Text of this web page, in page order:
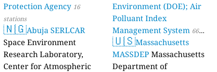
Protection Agency 16
stations
🇳🇬Abuja SERLCAR
Space Environment
Research Laboratory,
Center for Atmospheric
Environment (DOE); Air
Polluant Index
Management System 66
stations
🇺🇸Massachusetts
MASSDEP Massachusetts
Department of